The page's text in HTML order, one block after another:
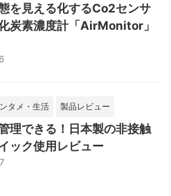
を見える化するCo2センサ
炭素濃度計「AirMonitor」
タメ・生活 製品レビュー
理できる！日本製の非接触
ック使用レビュー